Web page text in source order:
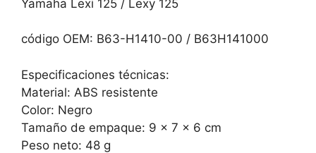
Yamaha Lexi 125 / Lexy 125
código OEM: B63-H1410-00 / B63H141000
Especificaciones técnicas:
Material: ABS resistente
Color: Negro
Tamaño de empaque: 9 x 7 x 6 cm
Peso neto: 48 g